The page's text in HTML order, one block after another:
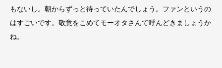
もないし。朝からずっと待っていたんでしょう。ファンというの
はすごいです。敬意をこめてモーオタさんて呼んどきましょうか
ね。